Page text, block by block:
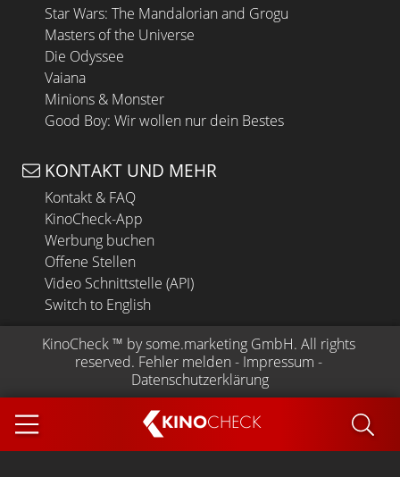
KINOCHECK
Star Wars: The Mandalorian and Grogu
Masters of the Universe
Die Odyssee
Vaiana
Minions & Monster
Good Boy: Wir wollen nur dein Bestes
KONTAKT UND MEHR
Kontakt & FAQ
KinoCheck-App
Werbung buchen
Offene Stellen
Video Schnittstelle (API)
Switch to English
KinoCheck ™ by some.marketing GmbH. All rights
reserved. Fehler melden - Impressum -
Datenschutzerklärung